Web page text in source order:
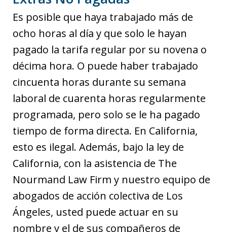
Es posible que haya trabajado más de
ocho horas al día y que solo le hayan
pagado la tarifa regular por su novena o
décima hora. O puede haber trabajado
cincuenta horas durante su semana
laboral de cuarenta horas regularmente
programada, pero solo se le ha pagado
tiempo de forma directa. En California,
esto es ilegal. Además, bajo la ley de
California, con la asistencia de The
Nourmand Law Firm y nuestro equipo de
abogados de acción colectiva de Los
Ángeles, usted puede actuar en su
nombre y el de sus compañeros de